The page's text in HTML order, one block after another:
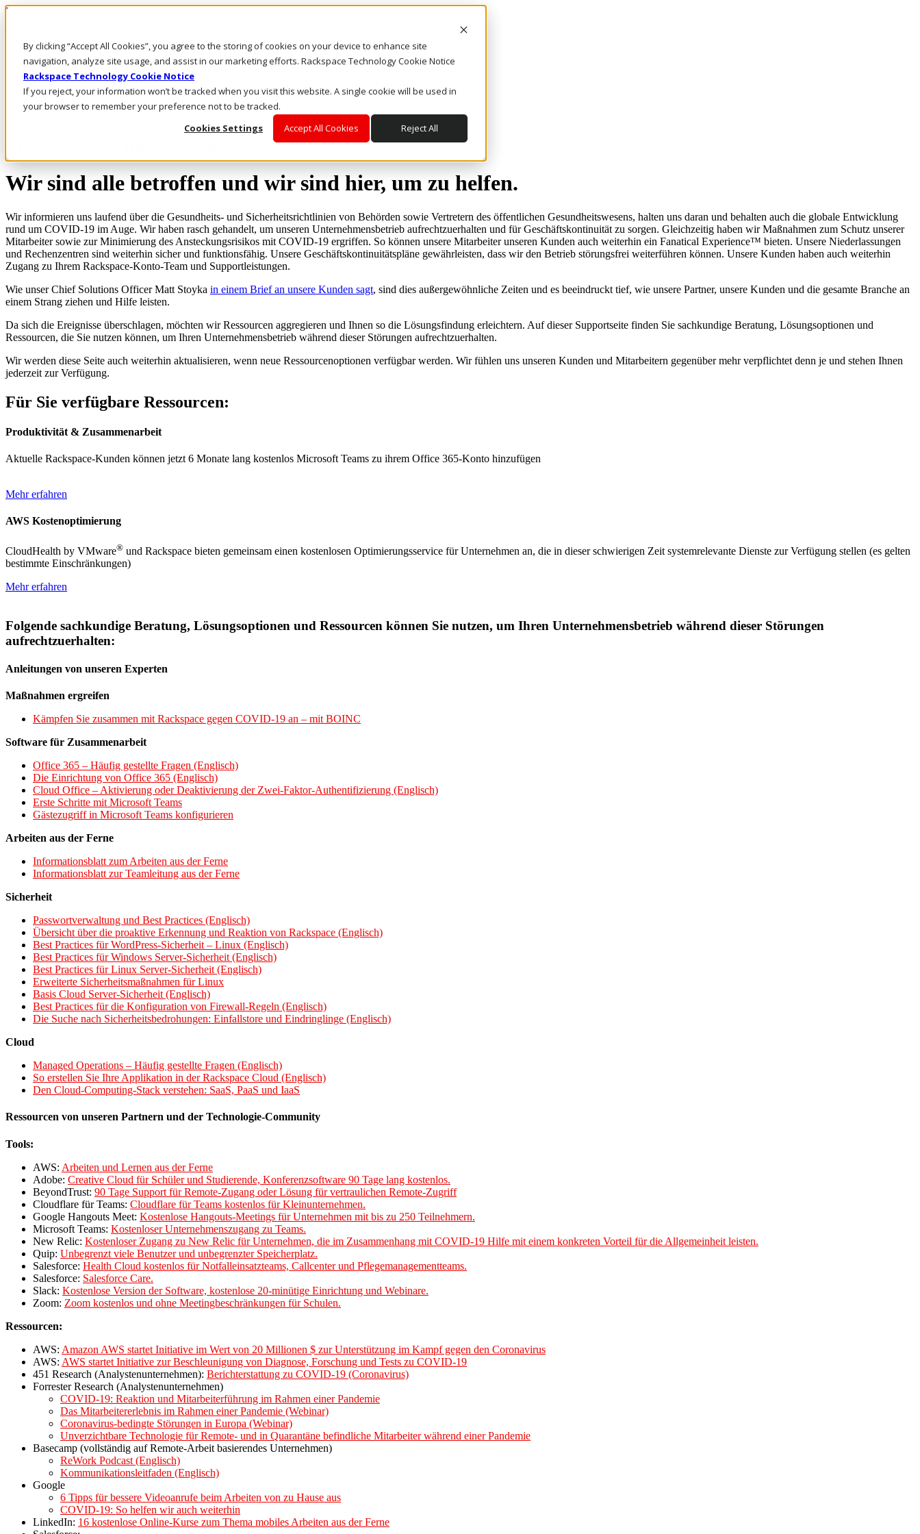
By clicking “Accept All Cookies”, you agree to the storing of cookies on your device to enhance site
navigation, analyze site usage, and assist in our marketing efforts. Rackspace Technology Cookie Notice
Rackspace Technology Cookie Notice
If you reject, your information won’t be tracked when you visit this website. A single cookie will be used in
your browser to remember your preference not to be tracked.
Cookies Settings
Accept All Cookies Reject All
Rackspace Technology: Multicloud Solution Experts
Rackspace Ceiling (Dark)
Call Us
Live Chat
Email Us
Wir sind alle betroffen und wir sind hier, um zu helfen.
Wir informieren uns laufend über die Gesundheits- und Sicherheitsrichtlinien von Behörden sowie Vertretern des öffentlichen Gesundheitswesens, halten uns daran und behalten auch die globale Entwicklung
rund um COVID-19 im Auge. Wir haben rasch gehandelt, um unseren Unternehmensbetrieb aufrechtzuerhalten und für Geschäftskontinuität zu sorgen. Gleichzeitig haben wir Maßnahmen zum Schutz unserer
Mitarbeiter sowie zur Minimierung des Ansteckungsrisikos mit COVID-19 ergriffen. So können unsere Mitarbeiter unseren Kunden auch weiterhin ein Fanatical Experience™ bieten. Unsere Niederlassungen
und Rechenzentren sind weiterhin sicher und funktionsfähig. Unsere Geschäftskontinuitätspläne gewährleisten, dass wir den Betrieb störungsfrei weiterführen können. Unsere Kunden haben auch weiterhin
Zugang zu Ihrem Rackspace-Konto-Team und Supportleistungen.
Wie unser Chief Solutions Officer Matt Stoyka in einem Brief an unsere Kunden sagt, sind dies außergewöhnliche Zeiten und es beeindruckt tief, wie unsere Partner, unsere Kunden und die gesamte Branche an
einem Strang ziehen und Hilfe leisten.
Da sich die Ereignisse überschlagen, möchten wir Ressourcen aggregieren und Ihnen so die Lösungsfindung erleichtern. Auf dieser Supportseite finden Sie sachkundige Beratung, Lösungsoptionen und
Ressourcen, die Sie nutzen können, um Ihren Unternehmensbetrieb während dieser Störungen aufrechtzuerhalten.
Wir werden diese Seite auch weiterhin aktualisieren, wenn neue Ressourcenoptionen verfügbar werden. Wir fühlen uns unseren Kunden und Mitarbeitern gegenüber mehr verpflichtet denn je und stehen Ihnen
jederzeit zur Verfügung.
Für Sie verfügbare Ressourcen:
Produktivität & Zusammenarbeit
Aktuelle Rackspace-Kunden können jetzt 6 Monate lang kostenlos Microsoft Teams zu ihrem Office 365-Konto hinzufügen
Mehr erfahren
AWS Kostenoptimierung
CloudHealth by VMware® und Rackspace bieten gemeinsam einen kostenlosen Optimierungsservice für Unternehmen an, die in dieser schwierigen Zeit systemrelevante Dienste zur Verfügung stellen (es gelten
bestimmte Einschränkungen)
Mehr erfahren
Folgende sachkundige Beratung, Lösungsoptionen und Ressourcen können Sie nutzen, um Ihren Unternehmensbetrieb während dieser Störungen
aufrechtzuerhalten:
Anleitungen von unseren Experten
Maßnahmen ergreifen
Kämpfen Sie zusammen mit Rackspace gegen COVID-19 an – mit BOINC
Software für Zusammenarbeit
Office 365 – Häufig gestellte Fragen (Englisch)
Die Einrichtung von Office 365 (Englisch)
Cloud Office – Aktivierung oder Deaktivierung der Zwei-Faktor-Authentifizierung (Englisch)
Erste Schritte mit Microsoft Teams
Gästezugriff in Microsoft Teams konfigurieren
Arbeiten aus der Ferne
Informationsblatt zum Arbeiten aus der Ferne
Informationsblatt zur Teamleitung aus der Ferne
Sicherheit
Passwortverwaltung und Best Practices (Englisch)
Übersicht über die proaktive Erkennung und Reaktion von Rackspace (Englisch)
Best Practices für WordPress-Sicherheit – Linux (Englisch)
Best Practices für Windows Server-Sicherheit (Englisch)
Best Practices für Linux Server-Sicherheit (Englisch)
Erweiterte Sicherheitsmaßnahmen für Linux
Basis Cloud Server-Sicherheit (Englisch)
Best Practices für die Konfiguration von Firewall-Regeln (Englisch)
Die Suche nach Sicherheitsbedrohungen: Einfallstore und Eindringlinge (Englisch)
Cloud
Managed Operations – Häufig gestellte Fragen (Englisch)
So erstellen Sie Ihre Applikation in der Rackspace Cloud (Englisch)
Den Cloud-Computing-Stack verstehen: SaaS, PaaS und IaaS
Ressourcen von unseren Partnern und der Technologie-Community
Tools:
AWS: Arbeiten und Lernen aus der Ferne
Adobe: Creative Cloud für Schüler und Studierende, Konferenzsoftware 90 Tage lang kostenlos.
BeyondTrust: 90 Tage Support für Remote-Zugang oder Lösung für vertraulichen Remote-Zugriff
Cloudflare für Teams: Cloudflare für Teams kostenlos für Kleinunternehmen.
Google Hangouts Meet: Kostenlose Hangouts-Meetings für Unternehmen mit bis zu 250 Teilnehmern.
Microsoft Teams: Kostenloser Unternehmenszugang zu Teams.
New Relic: Kostenloser Zugang zu New Relic für Unternehmen, die im Zusammenhang mit COVID-19 Hilfe mit einem konkreten Vorteil für die Allgemeinheit leisten.
Quip: Unbegrenzt viele Benutzer und unbegrenzter Speicherplatz.
Salesforce: Health Cloud kostenlos für Notfalleinsatzteams, Callcenter und Pflegemanagementteams.
Salesforce: Salesforce Care.
Slack: Kostenlose Version der Software, kostenlose 20-minütige Einrichtung und Webinare.
Zoom: Zoom kostenlos und ohne Meetingbeschränkungen für Schulen.
Ressourcen:
AWS: Amazon AWS startet Initiative im Wert von 20 Millionen $ zur Unterstützung im Kampf gegen den Coronavirus
AWS: AWS startet Initiative zur Beschleunigung von Diagnose, Forschung und Tests zu COVID-19
451 Research (Analystenunternehmen): Berichterstattung zu COVID-19 (Coronavirus)
Forrester Research (Analystenunternehmen)
COVID-19: Reaktion und Mitarbeiterführung im Rahmen einer Pandemie
Das Mitarbeitererlebnis im Rahmen einer Pandemie (Webinar)
Coronavirus-bedingte Störungen in Europa (Webinar)
Unverzichtbare Technologie für Remote- und in Quarantäne befindliche Mitarbeiter während einer Pandemie
Basecamp (vollständig auf Remote-Arbeit basierendes Unternehmen)
ReWork Podcast (Englisch)
Kommunikationsleitfaden (Englisch)
Google
6 Tipps für bessere Videoanrufe beim Arbeiten von zu Hause aus
COVID-19: So helfen wir auch weiterhin
LinkedIn: 16 kostenlose Online-Kurse zum Thema mobiles Arbeiten aus der Ferne